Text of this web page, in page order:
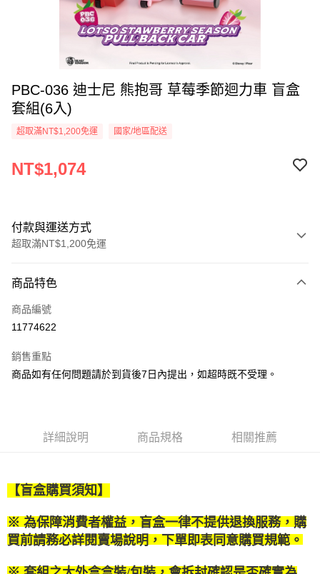
PBC-036 迪士尼 熊抱哥 草莓季節迴力車 盲盒
套組(6入)
超取滿NT$1,200免運 國家/地區配送
NT$1,074
付款與運送方式
超取滿NT$1,200免運
信用卡一次付款
LINE Pay
街口支付
相關說明
1.本服務由台灣大哥大提供，台灣大哥大用戶可立即使用無須另外申請。
2.付款方式選擇「大哥付你分期」，訂單成立後會自動跳轉到大哥付的交易
流程，驗證手機門號後，選擇欲分期的期數、繳款截止日，確認付款後即完
AFTEE先享後付
相關說明
AFTEE先享後付是「在收到商品之後才付款」的支付方式。 讓您購物簡單
ATM付款
商品特色
商品編號
11774622
銷售重點
商品如有任何問題請於到貨後7日內提出，如超時既不受理。
詳細說明 商品規格 相關推薦
【盲盒購買須知】
※ 為保障消費者權益，盲盒一律不提供退換服務，購
買前請務必詳閱賣場說明，下單即表同意購買規範。